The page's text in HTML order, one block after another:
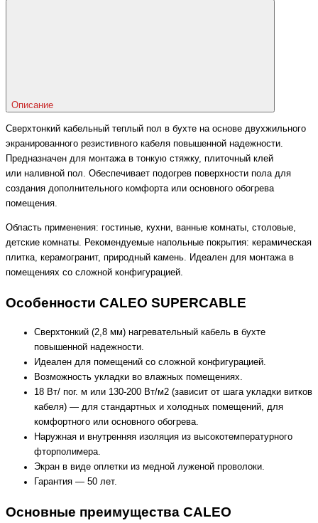
Описание
Сверхтонкий кабельный теплый пол в бухте на основе двухжильного
экранированного резистивного кабеля повышенной надежности.
Предназначен для монтажа в тонкую стяжку, плиточный клей
или наливной пол. Обеспечивает подогрев поверхности пола для
создания дополнительного комфорта или основного обогрева
помещения.
Область применения: гостиные, кухни, ванные комнаты, столовые,
детские комнаты. Рекомендуемые напольные покрытия: керамическая
плитка, керамогранит, природный камень. Идеален для монтажа в
помещениях со сложной конфигурацией.
Особенности CALEO SUPERCABLE
Сверхтонкий (2,8 мм) нагревательный кабель в бухте
повышенной надежности.
Идеален для помещений co сложной конфигурацией.
Возможность укладки во влажных помещениях.
18 Вт/ пог. м или 130-200 Вт/м2 (зависит от шага укладки витков
кабеля) — для стандартных и холодных помещений, для
комфортного или основного обогрева.
Наружная и внутренняя изоляция из высокотемпературного
фторполимера.
Экран в виде оплетки из медной луженой проволоки.
Гарантия — 50 лет.
Основные преимущества CALEO